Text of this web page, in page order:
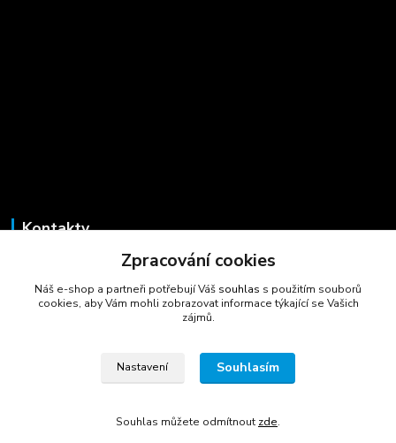
Kontakty
+420 723 725 881
(Po-Pá, 8-16 hod.)
Zpracování cookies
Náš e-shop a partneři potřebují Váš souhlas s použitím souborů
cookies, aby Vám mohli zobrazovat informace týkající se Vašich
zájmů.
Nastavení Souhlasím
Souhlas můžete odmítnout zde.